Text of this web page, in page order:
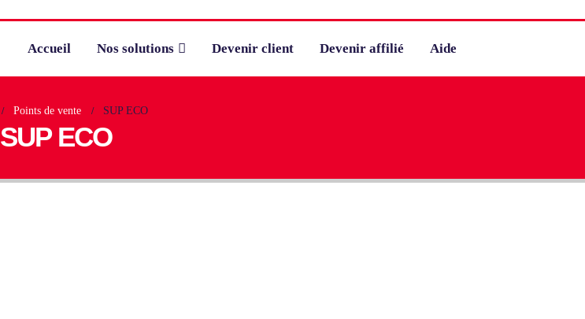
Accueil Nos solutions Devenir client Devenir affilié Aide
Points de vente SUP ECO
SUP ECO